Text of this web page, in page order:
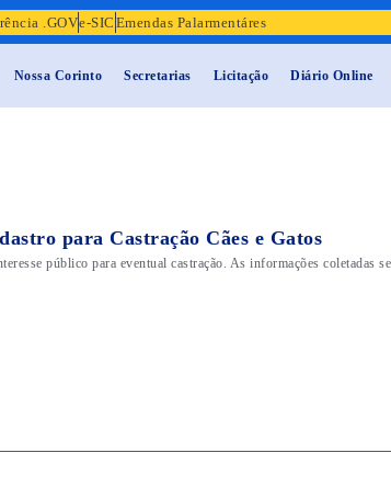
.GOVe-SIC Emendas Palarmentáres
Nossa Corinto Secretarias Licitação Diário Online
para Castração Cães e Gatos
público para eventual castração. As informações coletadas